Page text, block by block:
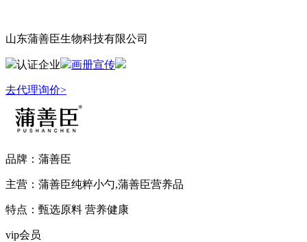
山东蒲善臣生物科技有限公司
认证企业 画册宣传
去代理询价>
品牌： 蒲善臣
主营： 蒲善臣纯粹小勺,蒲善臣营养品
特点： 甄选原料 营养健康
vip会员